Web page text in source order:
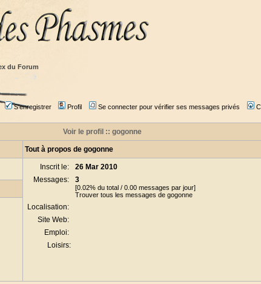
du Forum
S'enregistrer Profil Se connecter pour vérifier ses messages privés
Voir le profil :: gogonne
Tout à propos de gogonne
Inscrit le:
26 Mar 2010
Messages:
3
[0.02% du total / 0.00 messages par jour]
Trouver tous les messages de gogonne
Localisation:
Site Web:
Emploi:
Loisirs: